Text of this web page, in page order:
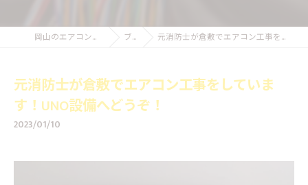
岡山のエアコン工事ならUNO設備 ブログ 元消防士が倉敷でエアコン工事をしています！UNO設備へどうぞ！
元消防士が倉敷でエアコン工事をしていま
す！UNO設備へどうぞ！
2023/01/10